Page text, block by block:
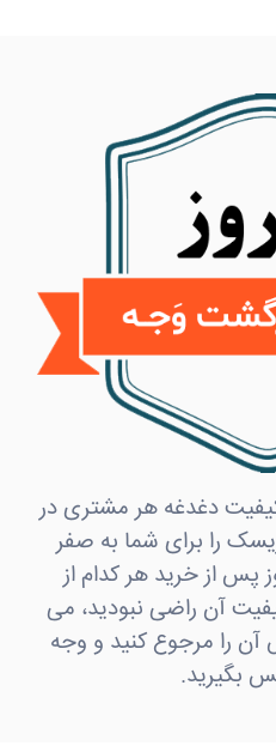
دغدغه هر مشتری در
را برای شما به صفر
ایم. اگر تا 5 روز پس از خرید هر کدام از
آن راضی نبودید، می
آن را مرجوع کنید و وجه
بگیرید.